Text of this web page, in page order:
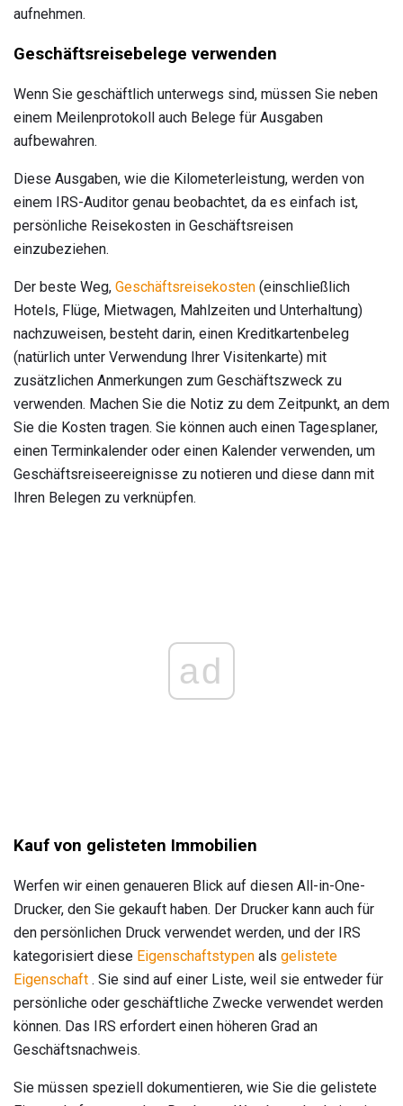
aufnehmen.
Geschäftsreisebelege verwenden
Wenn Sie geschäftlich unterwegs sind, müssen Sie neben
einem Meilenprotokoll auch Belege für Ausgaben
aufbewahren.
Diese Ausgaben, wie die Kilometerleistung, werden von
einem IRS-Auditor genau beobachtet, da es einfach ist,
persönliche Reisekosten in Geschäftsreisen
einzubeziehen.
Der beste Weg, Geschäftsreisekosten (einschließlich
Hotels, Flüge, Mietwagen, Mahlzeiten und Unterhaltung)
nachzuweisen, besteht darin, einen Kreditkartenbeleg
(natürlich unter Verwendung Ihrer Visitenkarte) mit
zusätzlichen Anmerkungen zum Geschäftszweck zu
verwenden. Machen Sie die Notiz zu dem Zeitpunkt, an dem
Sie die Kosten tragen. Sie können auch einen Tagesplaner,
einen Terminkalender oder einen Kalender verwenden, um
Geschäftsreiseereignisse zu notieren und diese dann mit
Ihren Belegen zu verknüpfen.
ad
Kauf von gelisteten Immobilien
Werfen wir einen genaueren Blick auf diesen All-in-One-
Drucker, den Sie gekauft haben. Der Drucker kann auch für
den persönlichen Druck verwendet werden, und der IRS
kategorisiert diese Eigenschaftstypen als gelistete
Eigenschaft . Sie sind auf einer Liste, weil sie entweder für
persönliche oder geschäftliche Zwecke verwendet werden
können. Das IRS erfordert einen höheren Grad an
Geschäftsnachweis.
Sie müssen speziell dokumentieren, wie Sie die gelistete